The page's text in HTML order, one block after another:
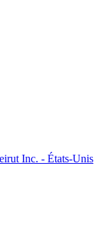
Inc. - États-Unis